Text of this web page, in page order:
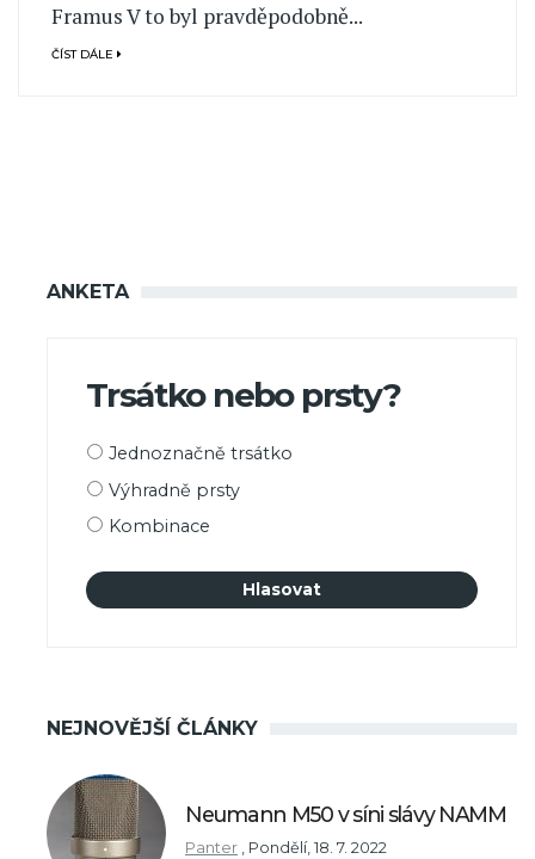
Framus V to byl pravděpodobně...
ČÍST DÁLE
ANKETA
Trsátko nebo prsty?
Možnosti
Jednoznačně trsátko
Výhradně prsty
Kombinace
NEJNOVĚJŠÍ ČLÁNKY
Neumann M50 v síni slávy NAMM
Panter Pondělí, 18. 7. 2022